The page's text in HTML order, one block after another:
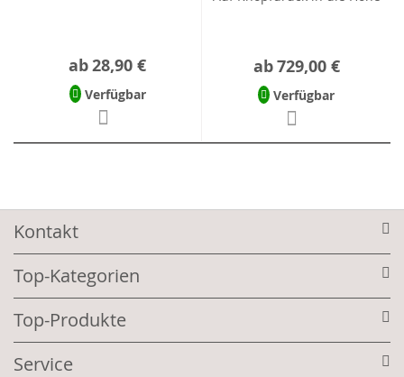
ab28,90 €
Verfügbar
ab729,00 €
Verfügbar
Kontakt
Top-Kategorien
Top-Produkte
Service